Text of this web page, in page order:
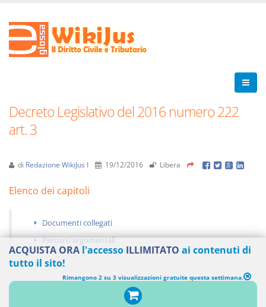
Decreto Legislativo del 2016 numero 222
art. 3
di Redazione WikiJus I 19/12/2016 Libera
Elenco dei capitoli
Documenti collegati
Percorsi argomentali
SEMPLIFICAZIONE DI REGIMI AMMINISTRATIVI IN MATERIA
ACQUISTA ORA l'accesso ILLIMITATO ai contenuti di
tutto il sito!
Rimangono 2 su 3 visualizzazioni gratuite questa settimana.